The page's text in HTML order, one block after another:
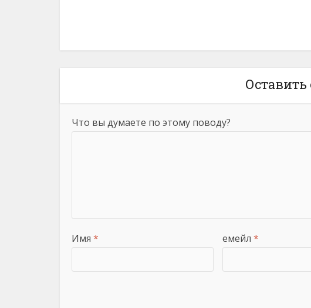
Оставить
Что вы думаете по этому поводу?
Имя * емейл *